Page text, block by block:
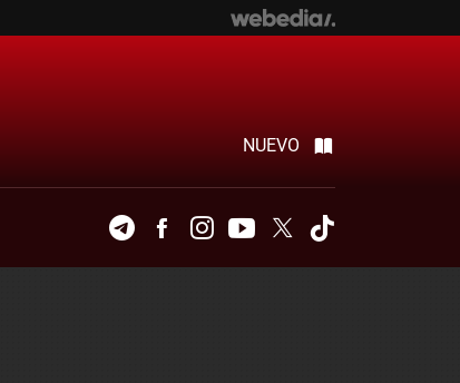
NUEVO
TelegramFacebookInstagramYoutubeTwitter